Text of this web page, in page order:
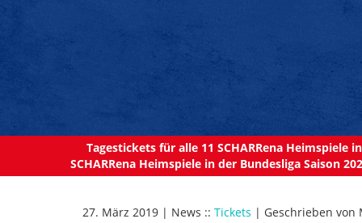
Tagestickets für alle 11 SCHARRena
SCHARRena Heimspiele in der Bundesliga
27. März 2019 | News :: Tickets | Geschrieben von